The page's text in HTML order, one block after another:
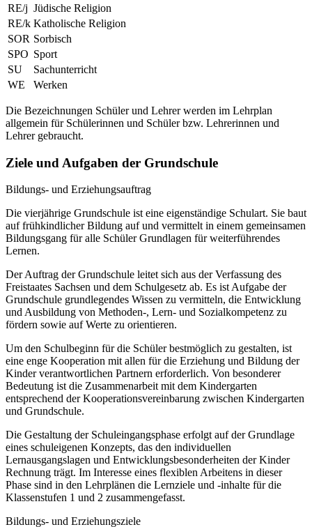
RE/j Jüdische Religion
RE/k Katholische Religion
SOR Sorbisch
SPO Sport
SU
Sachunterricht
WE
Werken
Die Bezeichnungen Schüler und Lehrer werden im Lehrplan
allgemein für Schülerinnen und Schüler bzw. Lehrerinnen und
Lehrer gebraucht.
Ziele und Aufgaben der Grundschule
Bildungs- und Erziehungsauftrag
Die vierjährige Grundschule ist eine eigenständige Schulart. Sie baut
auf frühkindlicher Bildung auf und vermittelt in einem gemeinsamen
Bildungsgang für alle Schüler Grundlagen für weiterführendes
Lernen.
Der Auftrag der Grundschule leitet sich aus der Verfassung des
Freistaates Sachsen und dem Schulgesetz ab. Es ist Aufgabe der
Grundschule grundlegendes Wissen zu vermitteln, die Entwicklung
und Ausbildung von Methoden-, Lern- und Sozialkompetenz zu
fördern sowie auf Werte zu orientieren.
Um den Schulbeginn für die Schüler bestmöglich zu gestalten, ist
eine enge Kooperation mit allen für die Erziehung und Bildung der
Kinder verantwortlichen Partnern erforderlich. Von besonderer
Bedeutung ist die Zusammenarbeit mit dem Kindergarten
entsprechend der Kooperationsvereinbarung zwischen Kindergarten
und Grundschule.
Die Gestaltung der Schuleingangsphase erfolgt auf der Grundlage
eines schuleigenen Konzepts, das den individuellen
Lernausgangslagen und Entwicklungsbesonderheiten der Kinder
Rechnung trägt. Im Interesse eines flexiblen Arbeitens in dieser
Phase sind in den Lehrplänen die Lernziele und -inhalte für die
Klassenstufen 1 und 2 zusammengefasst.
Bildungs- und Erziehungsziele